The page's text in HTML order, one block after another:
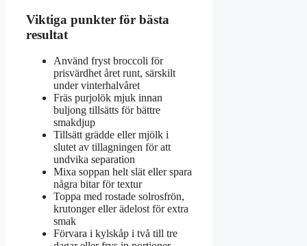
Viktiga punkter för bästa
resultat
Använd fryst broccoli för
prisvärdhet året runt, särskilt
under vinterhalvåret
Fräs purjolök mjuk innan
buljong tillsätts för bättre
smakdjup
Tillsätt grädde eller mjölk i
slutet av tillagningen för att
undvika separation
Mixa soppan helt slät eller spara
några bitar för textur
Toppa med rostade solrosfrön,
krutonger eller ädelost för extra
smak
Förvara i kylskåp i två till tre